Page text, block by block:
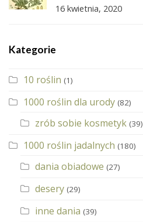
16 kwietnia, 2020
Kategorie
10 roślin (1)
1000 roślin dla urody (82)
zrób sobie kosmetyk (39)
1000 roślin jadalnych (180)
dania obiadowe (27)
desery (29)
inne dania (39)